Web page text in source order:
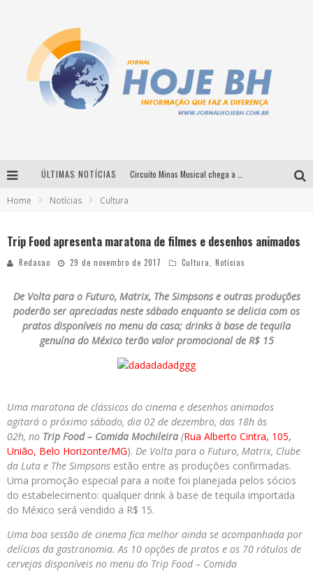
ÚLTIMAS NOTÍCIAS
Home Notícias Cultura
Trip Food apresenta maratona de filmes e desenhos animados
Redacao 29 de novembro de 2017 Cultura Notícias
De Volta para o Futuro, Matrix, The Simpsons e outras produções
poderão ser apreciadas neste sábado enquanto se delicia com os
pratos disponíveis no menu da casa; drinks à base de tequila
genuína do México terão valor promocional de R$ 15
Uma maratona de clássicos do cinema e desenhos animados
agitará o próximo sábado, dia 02 de dezembro, das 18h às
02h, no Trip Food – Comida Mochileira (Rua Alberto Cintra, 105,
União, Belo Horizonte/MG). De Volta para o Futuro, Matrix, Clube
da Luta e The Simpsons estão entre as produções confirmadas.
Uma promoção especial para a noite foi planejada pelos sócios
do estabelecimento: qualquer drink à base de tequila importada
do México será vendido a R$ 15.
Uma boa sessão de cinema fica melhor ainda se acompanhada por
delícias da gastronomia. As 10 opções de pratos e os 70 rótulos de
cervejas disponíveis no menu do Trip Food – Comida